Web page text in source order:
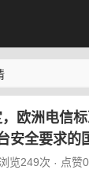
欧洲电信
安全要求的
浏览249次 · 点赞